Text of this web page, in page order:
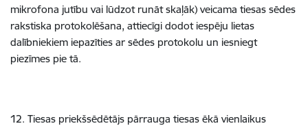
mikrofona jutību vai lūdzot runāt skaļāk) veicama tiesas sēdes
rakstiska protokolēšana, attiecīgi dodot iespēju lietas
dalībniekiem iepazīties ar sēdes protokolu un iesniegt
piezīmes pie tā.
12. Tiesas priekšsēdētājs pārrauga tiesas ēkā vienlaikus